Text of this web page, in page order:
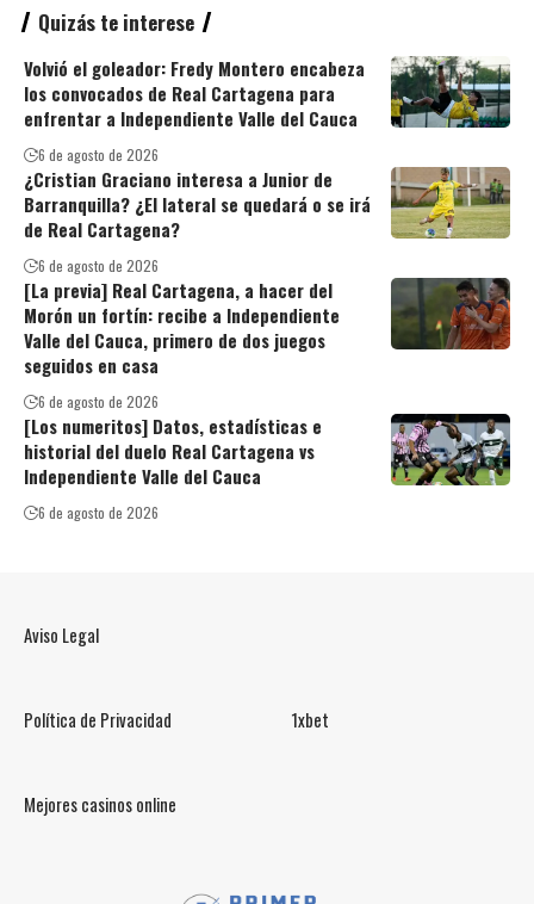
Quizás te interese
Volvió el goleador: Fredy Montero encabeza
los convocados de Real Cartagena para
enfrentar a Independiente Valle del Cauca
6 de agosto de 2026
¿Cristian Graciano interesa a Junior de
Barranquilla? ¿El lateral se quedará o se irá
de Real Cartagena?
6 de agosto de 2026
[La previa] Real Cartagena, a hacer del
Morón un fortín: recibe a Independiente
Valle del Cauca, primero de dos juegos
seguidos en casa
6 de agosto de 2026
[Los numeritos] Datos, estadísticas e
historial del duelo Real Cartagena vs
Independiente Valle del Cauca
6 de agosto de 2026
Aviso Legal
Política de Privacidad 1xbet
Mejores casinos online